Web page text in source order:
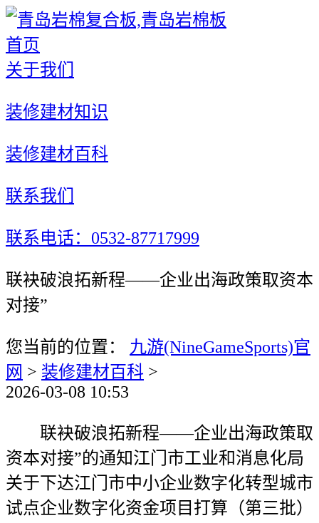
首页
关于我们
装修建材知识
装修建材百科
联系我们
联系电话：0532-87717999
联袂破浪拓新程——企业出海政策取资本
对接”
您当前的位置： 九游(NineGameSports)官
网 > 装修建材百科 >
2026-03-08 10:53
联袂破浪拓新程——企业出海政策取
资本对接”的通知江门市工业和消息化局
关于下达江门市中小企业数字化转型城市
试点企业数字化资金项目打算（第三批）